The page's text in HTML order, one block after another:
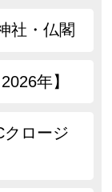
社・仏閣
年】
クロージ